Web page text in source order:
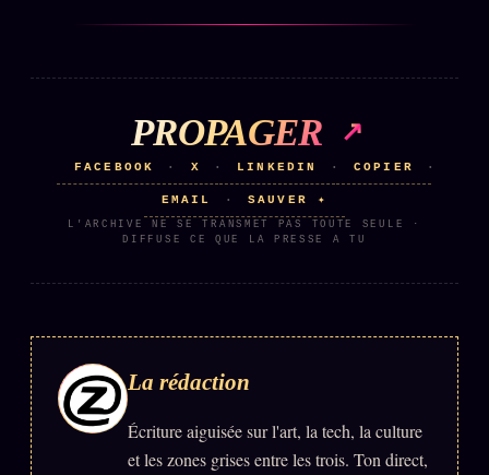
Lectures des sœurs
Bienvenue nouveau membre
Manifeste pricing
z/S SYSTEMS2026
BRAINS MODELS 2017
GENERIC ARCHITECTS2018
PROPAGER
FACEBOOK · X · LINKEDIN · COPIER ·
EMAIL · SAUVER ✦
L'ARCHIVE NE SE TRANSMET PAS TOUTE SEULE ·
DIFFUSE CE QUE LA PRESSE A TU
La rédaction
Écriture aiguisée sur l'art, la tech, la culture
et les zones grises entre les trois. Ton direct,